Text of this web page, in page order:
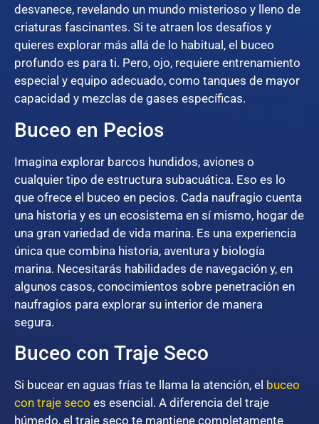
desvanece, revelando un mundo misterioso y lleno de
criaturas fascinantes. Si te atraen los desafíos y
quieres explorar más allá de lo habitual, el buceo
profundo es para ti. Pero, ojo, requiere entrenamiento
especial y equipo adecuado, como tanques de mayor
capacidad y mezclas de gases específicas.
Buceo en Pecios
Imagina explorar barcos hundidos, aviones o
cualquier tipo de estructura subacuática. Eso es lo
que ofrece el buceo en pecios. Cada naufragio cuenta
una historia y es un ecosistema en sí mismo, hogar de
una gran variedad de vida marina. Es una experiencia
única que combina historia, aventura y biología
marina. Necesitarás habilidades de navegación y, en
algunos casos, conocimientos sobre penetración en
naufragios para explorar su interior de manera
segura.
Buceo con Traje Seco
Si bucear en aguas frías te llama la atención, el buceo
con traje seco es esencial. A diferencia del traje
húmedo, el traje seco te mantiene completamente